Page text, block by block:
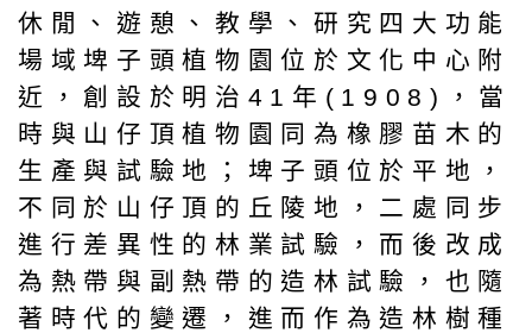
休閒、遊憩、教學、研究四大功能
場域埤子頭植物園位於文化中心附
近，創設於明治41年(1908)，當
時與山仔頂植物園同為橡膠苗木的
生產與試驗地；埤子頭位於平地，
不同於山仔頂的丘陵地，二處同步
進行差異性的林業試驗，而後改成
為熱帶與副熱帶的造林試驗，也隨
著時代的變遷，進而作為造林樹種